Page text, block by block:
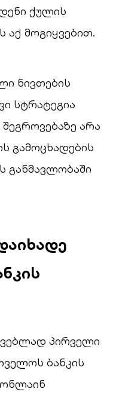
ქულის
აქ მოგიყვებით.
ნივთების
სტრატეგია
არა
გამოცხადების
განმავლობაში
პირველი
ბანკის